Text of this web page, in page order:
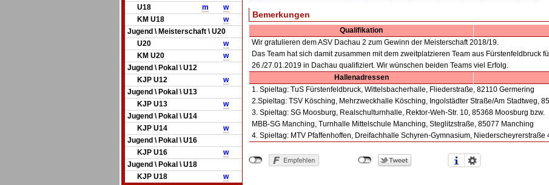
U18
m
w
KM U18
w
Jugend \ Meisterschaft \ U20
U20
w
KM U20
w
Jugend \ Pokal \ U12
KJP U12
w
Jugend \ Pokal \ U13
KJP U13
w
Jugend \ Pokal \ U14
KJP U14
w
Jugend \ Pokal \ U16
KJP U16
w
Jugend \ Pokal \ U18
KJP U18
w
Bemerkungen
Qualifikation
Wir gratulieren dem ASV Dachau 2 zum Gewinn der Meisterschaft 2018/19.
Das Team hat sich damit zusammen mit dem zweitplatzieren Team aus Fürstenfeldbruck
26./27.01.2019 in Dachau qualifiziert. Wir wünschen beiden Teams viel Erfolg.
Hallenadressen
1. Spieltag: TuS Fürstenfeldbruck, Wittelsbacherhalle, Fliederstraße, 82110 Germering
2.Spieltag: TSV Kösching, Mehrzweckhalle Kösching, Ingolstädter Straße/Am Stadtweg,
3. Spieltag: SG Moosburg, Realschulturnhalle, Rektor-Weh-Str. 10, 85368 Moosburg bzw.
MBB-SG Manching, Turnhalle Mittelschule Manching, Steglitzstraße, 85077 Manching
4. Spieltag: MTV Pfaffenhoffen, Dreifachhalle Schyren-Gymnasium, Niederscheyrerstraße